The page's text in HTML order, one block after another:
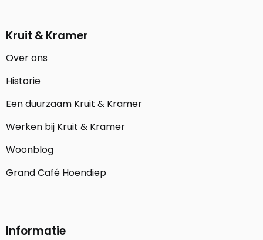
Kruit & Kramer
Over ons
Historie
Een duurzaam Kruit & Kramer
Werken bij Kruit & Kramer
Woonblog
Grand Café Hoendiep
Informatie